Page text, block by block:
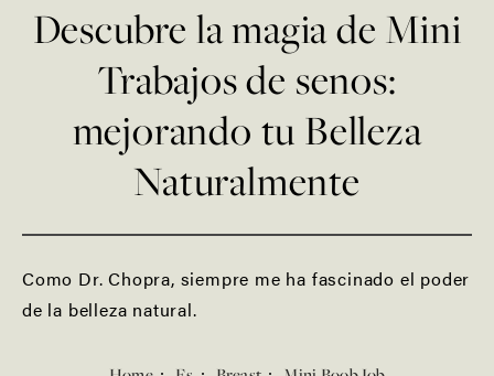
Descubre la magia de Mini
Trabajos de senos:
mejorando tu Belleza
Naturalmente
Como Dr. Chopra, siempre me ha fascinado el poder
de la belleza natural.